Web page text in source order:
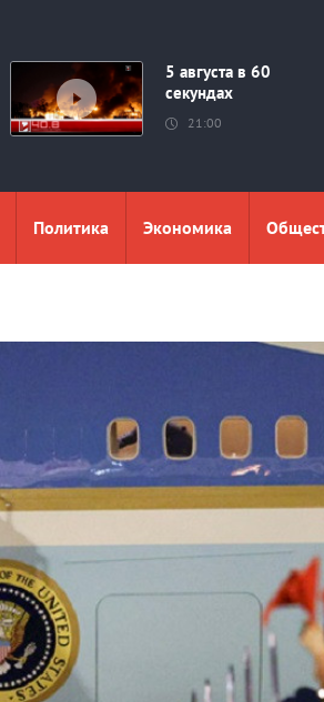
5 августа в 60
секундах
21:00
Политика Экономика